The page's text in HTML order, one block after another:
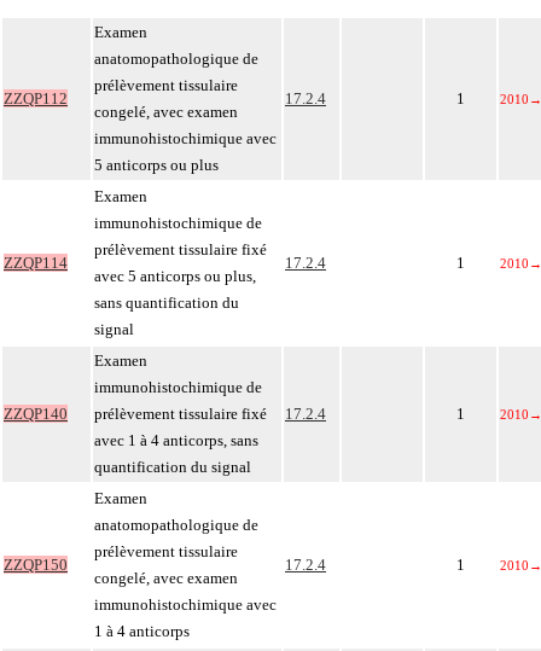
ZZQP112
Examen
anatomopathologique de
prélèvement tissulaire
congelé, avec examen
immunohistochimique avec
5 anticorps ou plus
17.2.4 1 2010 →
ZZQP114
Examen
immunohistochimique de
prélèvement tissulaire fixé
avec 5 anticorps ou plus,
sans quantification du
signal
17.2.4 1 2010 →
ZZQP140
Examen
immunohistochimique de
prélèvement tissulaire fixé
avec 1 à 4 anticorps, sans
quantification du signal
17.2.4 1 2010 →
ZZQP150
Examen
anatomopathologique de
prélèvement tissulaire
congelé, avec examen
immunohistochimique avec
1 à 4 anticorps
17.2.4 1 2010 →